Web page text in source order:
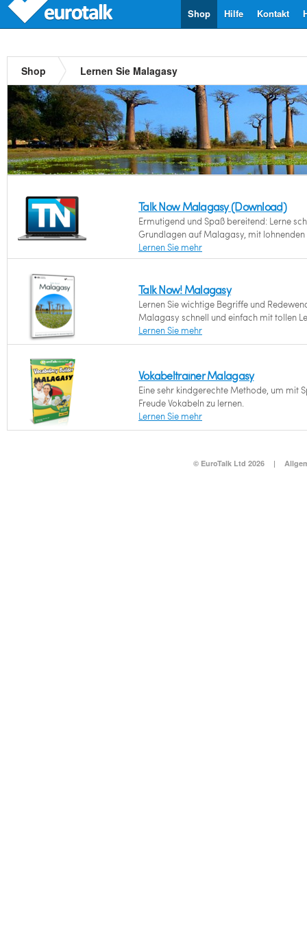
Kontakt
Hilfe
Shop
Shop Lernen Sie Malagasy
Talk Now Malagasy (Download)
Ermutigend und Spaß bereitend: Lerne
Grundlagen auf Malagasy, mit lohnenden
Lernen Sie mehr
Talk Now! Malagasy
Lernen Sie wichtige Begriffe und
Malagasy schnell und einfach mit tollen
Lernen Sie mehr
Vokabeltrainer Malagasy
Eine sehr kindgerechte Methode, um mit
Freude Vokabeln zu lernen.
Lernen Sie mehr
© EuroTalk Ltd 2026 |